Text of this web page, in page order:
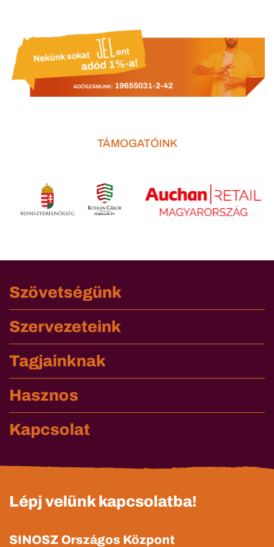
TÁMOGATÓINK
Szövetségünk
Szervezeteink
Tagjainknak
Hasznos
Kapcsolat
Lépj velünk kapcsolatba!
SINOSZ Országos Központ